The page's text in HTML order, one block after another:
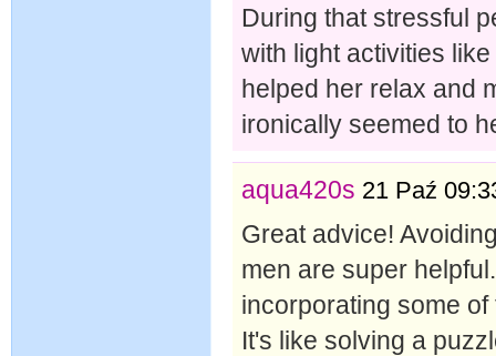
During that stressful
with light activities
helped her relax and
ironically seemed to
aqua420s 21 Paź
Great advice!
men are super
incorporating some
It's like solving a